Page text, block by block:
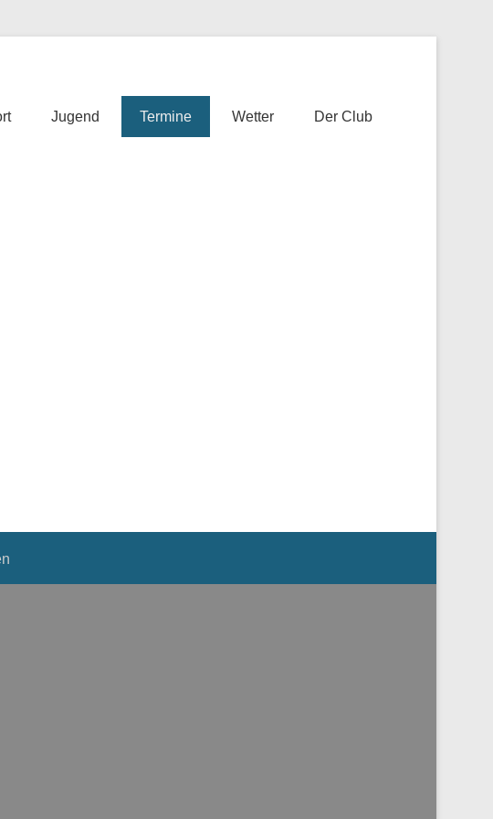
Jugend Termine Wetter Der Club